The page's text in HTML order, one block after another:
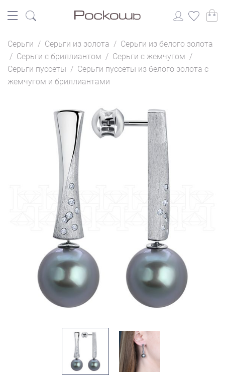
Серьги / Серьги из золота / Серьги из белого золота
/ Серьги с бриллиантом / Серьги с жемчугом /
Серьги пуссеты / Серьги пуссеты из белого золота с
жемчугом и бриллиантами